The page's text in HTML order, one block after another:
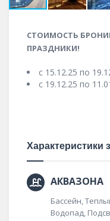
СТОИМОСТЬ
ПРАЗДНИКИ!
с 15.12.25 по
с 19.12.25 по
Характеристики
АКВАЗОНА
Бассейн,
Водопад,